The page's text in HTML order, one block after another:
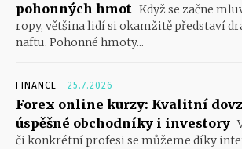
pohonných hmot Když se začne
ropy, většina lidí si okamžitě představí
naftu. Pohonné hmoty...
FINANCE 25.7.2026
Forex online kurzy: Kvalitní
úspěšné obchodníky i investory
či konkrétní profesi se můžeme díky